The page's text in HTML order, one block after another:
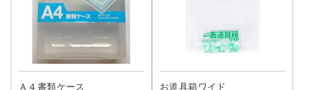
Ａ４書類ケース お道具箱ワイド